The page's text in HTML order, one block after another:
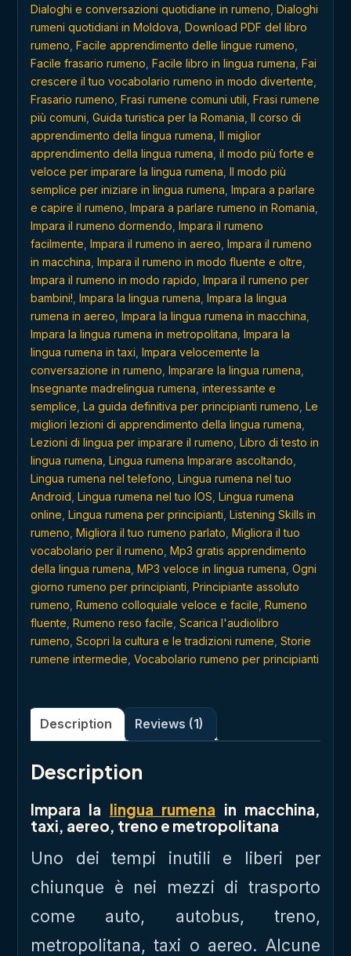
Dialoghi e conversazioni quotidiane in rumeno Dialoghi
rumeni quotidiani in Moldova Download PDF del libro
rumeno Facile apprendimento delle lingue rumeno
Facile frasario rumeno Facile libro in lingua rumena Fai
crescere il tuo vocabolario rumeno in modo divertente
Frasario rumeno Frasi rumene comuni utili Frasi rumene
più comuni Guida turistica per la Romania Il corso di
apprendimento della lingua rumena Il miglior
apprendimento della lingua rumena il modo più forte e
veloce per imparare la lingua rumena Il modo più
semplice per iniziare in lingua rumena Impara a parlare
e capire il rumeno Impara a parlare rumeno in Romania
Impara il rumeno dormendo Impara il rumeno
facilmente Impara il rumeno in aereo Impara il rumeno
in macchina Impara il rumeno in modo fluente e oltre
Impara il rumeno in modo rapido Impara il rumeno per
bambini! Impara la lingua rumena Impara la lingua
rumena in aereo Impara la lingua rumena in macchina
Impara la lingua rumena in metropolitana Impara la
lingua rumena in taxi Impara velocemente la
conversazione in rumeno Imparare la lingua rumena
Insegnante madrelingua rumena interessante e
semplice La guida definitiva per principianti rumeno Le
migliori lezioni di apprendimento della lingua rumena
Lezioni di lingua per imparare il rumeno Libro di testo in
lingua rumena Lingua rumena Imparare ascoltando
Lingua rumena nel telefono Lingua rumena nel tuo
Android Lingua rumena nel tuo IOS Lingua rumena
online Lingua rumena per principianti Listening Skills in
rumeno Migliora il tuo rumeno parlato Migliora il tuo
vocabolario per il rumeno Mp3 gratis apprendimento
della lingua rumena MP3 veloce in lingua rumena Ogni
giorno rumeno per principianti Principiante assoluto
rumeno Rumeno colloquiale veloce e facile Rumeno
fluente Rumeno reso facile Scarica l'audiolibro
rumeno Scopri la cultura e le tradizioni rumene Storie
rumene intermedie Vocabolario rumeno per principianti
Description Reviews (1)
Description
Impara la lingua rumena in macchina,
taxi, aereo, treno e metropolitana
Uno dei tempi inutili e liberi per
chiunque è nei mezzi di trasporto
come auto, autobus, treno,
metropolitana, taxi o aereo. Alcune